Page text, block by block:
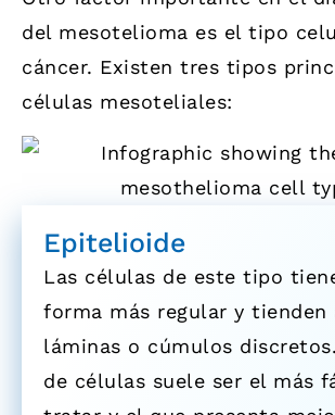
del mesotelioma es el tipo
cáncer. Existen tres tipos
células mesoteliales:
Epitelioide
Las células de este tipo
forma más regular y tienden
láminas o cúmulos
de células suele ser el más